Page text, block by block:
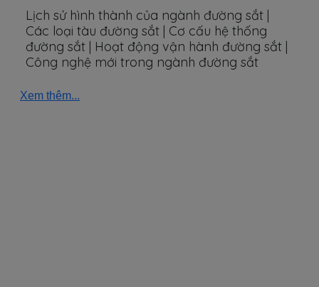
Lịch sử hình thành của ngành đường sắt |
Các loại tàu đường sắt | Cơ cấu hệ thống
đường sắt | Hoạt động vận hành đường sắt |
Công nghệ mới trong ngành đường sắt
Xem thêm...